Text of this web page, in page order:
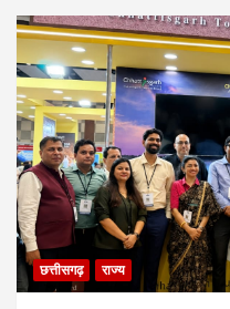
छत्तीसगढ़ राज्य